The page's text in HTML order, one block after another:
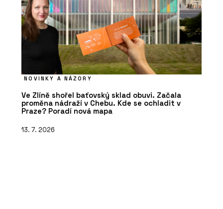
NOVINKY A NÁZORY
Ve Zlíně shořel baťovský sklad obuvi. Začala
proměna nádraží v Chebu. Kde se ochladit v
Praze? Poradí nová mapa
13. 7. 2026